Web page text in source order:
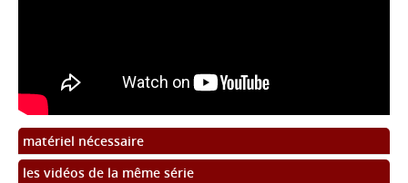
matériel nécessaire
les vidéos de la même série